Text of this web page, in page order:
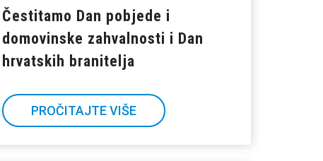
Čestitamo Dan pobjede i
domovinske zahvalnosti i Dan
hrvatskih branitelja
PROČITAJTE VIŠE